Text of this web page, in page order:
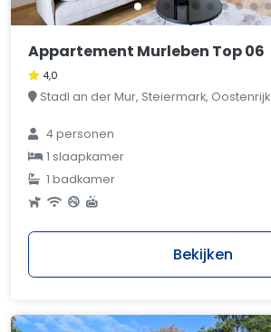
Appartement Murleben Top 06
4,0
Stadl an der Mur, Steiermark, Oostenrijk
4 personen
1 slaapkamer
1 badkamer
Bekijken